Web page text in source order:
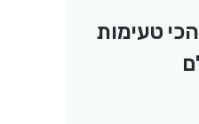
טעימות